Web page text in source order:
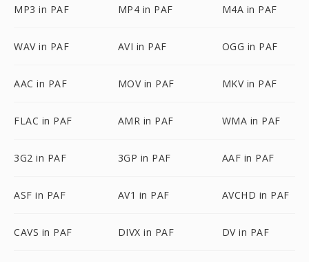
MP3 in PAF MP4 in PAF M4A in PAF
WAV in PAF AVI in PAF OGG in PAF
AAC in PAF MOV in PAF MKV in PAF
FLAC in PAF AMR in PAF WMA in PAF
3G2 in PAF 3GP in PAF AAF in PAF
ASF in PAF AV1 in PAF AVCHD in PAF
CAVS in PAF DIVX in PAF DV in PAF